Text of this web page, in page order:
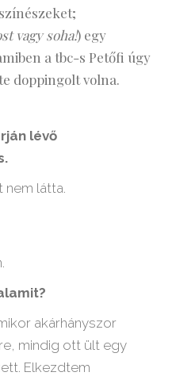
vagy soha!) egy
a tbc-s Petőfi úgy
doppingolt volna.
lévő
nem látta.
akárhányszor
mindig ott ült egy
Elkezdtem